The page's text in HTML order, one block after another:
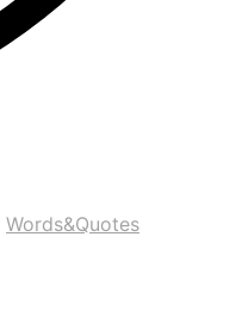
Words&Quotes